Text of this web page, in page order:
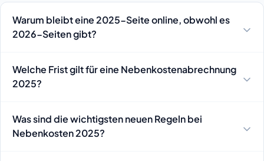
Warum bleibt eine 2025-Seite online, obwohl es
2026-Seiten gibt?
Welche Frist gilt für eine Nebenkostenabrechnung
2025?
Was sind die wichtigsten neuen Regeln bei
Nebenkosten 2025?